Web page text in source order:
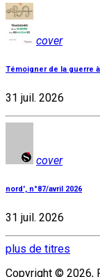
cover
Témoigner de la guerre
31 juil. 2026
cover
nord', n°87/avril 2026
31 juil. 2026
plus de titres
Copyright © 2026,